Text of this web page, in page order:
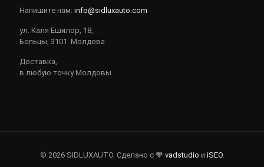
Напишите нам: info@sidluxauto.com
ул. Каля Ешилор, 18,
Бельцы, 3101. Молдова
Доставка,
в любую точку Молдовы
© 2026 SIDLUXAUTO. Сделано с 🧡 vadstudio и iSEO.